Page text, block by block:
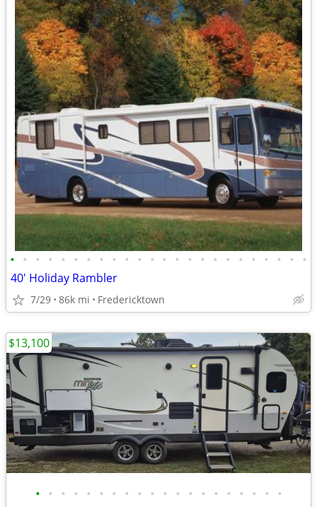
• • • • • • • • • • • • • • • • • • • • • • • •
40' Holiday Rambler
7/29 86k mi Fredericktown
• • • • • • • • • • • • • • • • • • • •
$13,100